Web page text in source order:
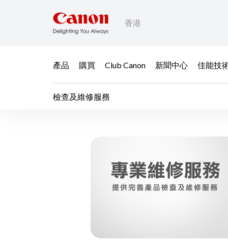
香港
產品 購買 Club Canon 新聞中心 佳能技
檢查及維修服務